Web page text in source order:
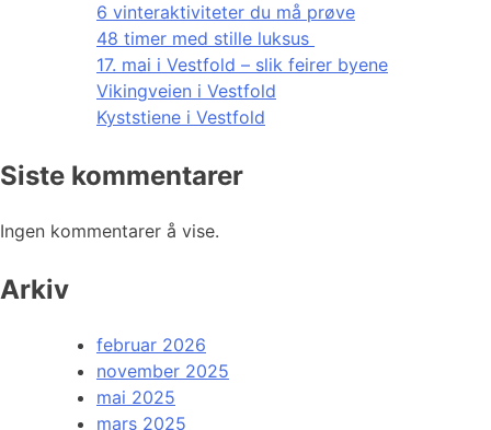
6 vinteraktiviteter du må prøve
48 timer med stille luksus
17. mai i Vestfold – slik feirer byene
Vikingveien i Vestfold
Kyststiene i Vestfold
Siste kommentarer
Ingen kommentarer å vise.
Arkiv
februar 2026
november 2025
mai 2025
mars 2025